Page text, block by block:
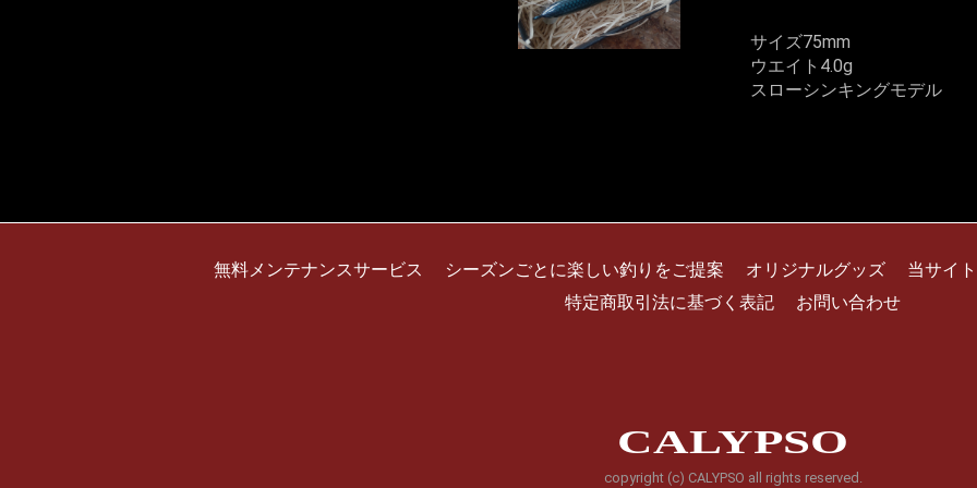
サイズ75mm
ウエイト4.0g
スローシンキングモデル
無料メンテナンスサービス シーズンごとに楽しい釣りをご提案 オリジナルグッズ 当サイ
特定商取引法に基づく表記
お問い合わせ
CALYPSO
copyright (c) CALYPSO all rights reserved.